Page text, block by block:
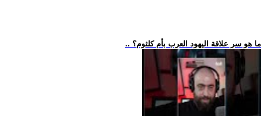
.. ما هو سر علاقة اليهود العرب بأم كلثوم؟